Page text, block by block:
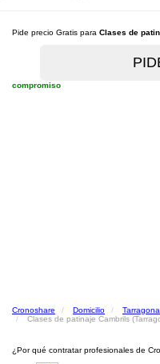
Pide precio Gratis para Clases de
compromiso
Cronoshare Domicilio Tarragona
Clases de patinaje Cambrils
¿Por qué contratar profesionales de